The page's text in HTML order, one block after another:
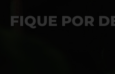
FIQUE POR